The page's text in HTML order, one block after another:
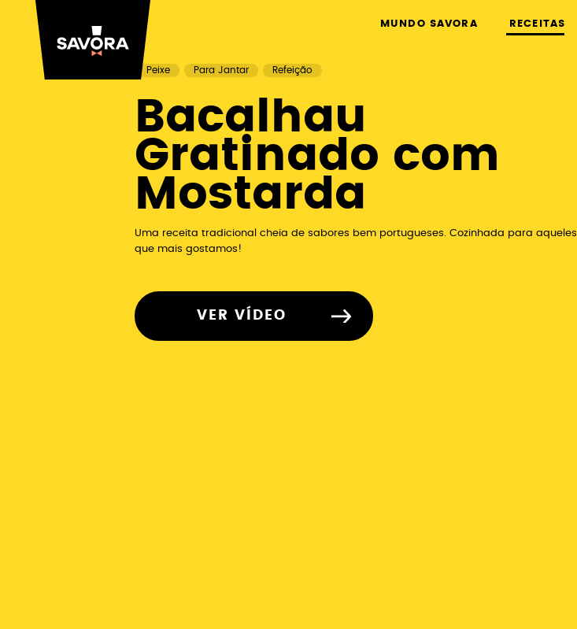
MUNDO SAVORA RECEITAS
Peixe Para Jantar Refeição
Bacalhau
Gratinado com
Mostarda
Uma receita tradicional cheia de sabores bem portugueses. Cozinhada para aqueles
que mais gostamos!
VER VÍDEO